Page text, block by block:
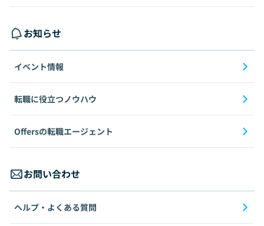
お知らせ
イベント情報
転職に役立つノウハウ
Offersの転職エージェント
お問い合わせ
ヘルプ・よくある質問